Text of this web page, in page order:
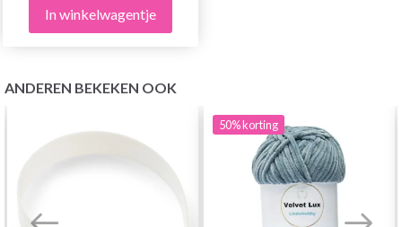
In winkelwagentje
ANDEREN BEKEKEN OOK
50%korting